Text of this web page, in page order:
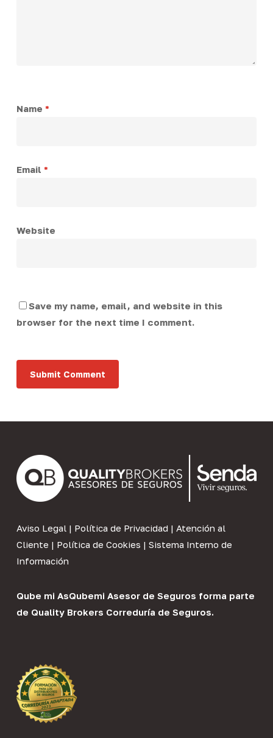
Name *
Email *
Website
Save my name, email, and website in this
browser for the next time I comment.
Aviso Legal| Política de Privacidad | Atención al
Cliente | Política de Cookies | Sistema Interno de
Información
Qube mi AsQubemi Asesor de Seguros forma parte
de Quality Brokers Correduría de Seguros.